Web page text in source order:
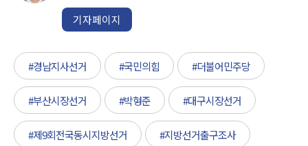
기자페이지
#경남지사선거 #국민의힘 #더불어민주당
#부산시장선거 #박형준 #대구시장선거
#제9회전국동시지방선거 #지방선거출구조사